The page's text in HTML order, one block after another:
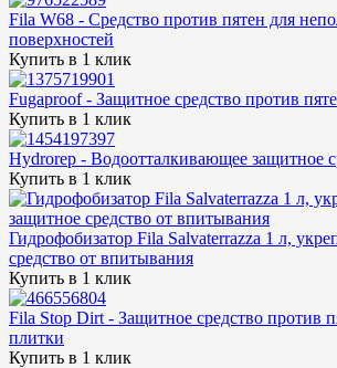
Fila W68 - Средство против пятен для
поверхностей
Купить в 1 клик
Fugaproof - Защитное средство против
Купить в 1 клик
Hydrorep - Водоотталкивающее защитное
Купить в 1 клик
Гидрофобизатор Fila Salvaterrazza 1 л,
средство от впитывания
Купить в 1 клик
Fila Stop Dirt - Защитное средство против
плитки
Купить в 1 клик